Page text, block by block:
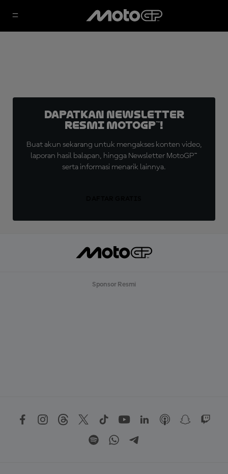
Dapatkan Newsletter
Resmi MotoGP™!
Buat akun sekarang untuk mengakses konten video,
laporan hasil balapan, hingga Newsletter MotoGP™
serta informasi menarik lainnya.
Sponsor Resmi